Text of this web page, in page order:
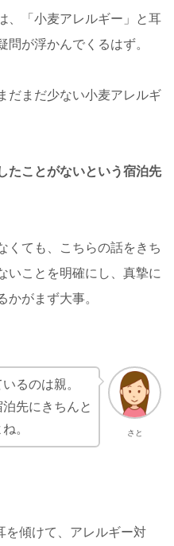
、「小麦アレルギー」と耳
が浮かんでくるはず。
だまだ少ない小麦アレルギ
たことがないという宿泊先
くても、こちらの話をきち
いことを明確にし、真摯に
かがまず大事。
さと
るのは親。
先にきちんと
。
を傾けて、アレルギー対